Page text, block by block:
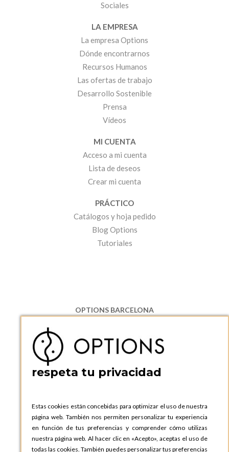
Sociales
LA EMPRESA
La empresa Options
Dónde encontrarnos
Recursos Humanos
Las ofertas de trabajo
Desarrollo Sostenible
Prensa
Vídeos
MI CUENTA
Acceso a mi cuenta
Lista de deseos
Crear mi cuenta
PRÁCTICO
Catálogos y hoja pedido
Blog Options
Tutoriales
OPTIONS BARCELONA
08130 Santa Perpetua de Moguda, Barcelona
ESPAñA
Teléfono:
+34 935 724 041
OPTIONS BARCELONA SHOWROOM
ESPAñA
Teléfono:+34 935 724 041
OPTIONS MADRID
respeta tu privacidad
Estas cookies están concebidas para optimizar el uso de nuestra
página web. También nos permiten personalizar tu experiencia
en función de tus preferencias y comprender cómo utilizas
nuestra página web. Al hacer clic en «Acepto», aceptas el uso de
todas las cookies. También puedes personalizar tus preferencias